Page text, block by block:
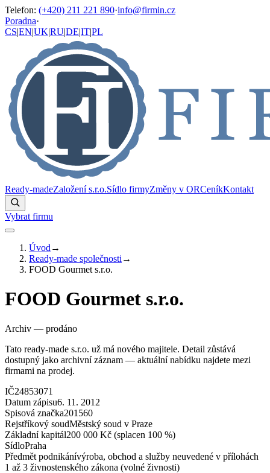
Telefon: (+420) 211 221 890·info@firmin.cz
Poradna·
CS|EN|UK|RU|DE|IT|PL
Ready-madeZaložení s.r.o.Sídlo firmyZměny v ORCeníkKontakt
Vybrat firmu
Úvod →
Ready-made společnosti →
FOOD Gourmet s.r.o.
FOOD Gourmet s.r.o.
Archiv — prodáno
Tato ready-made s.r.o. už má nového majitele. Detail zůstává
dostupný jako archivní záznam — aktuální nabídku najdete mezi
firmami na prodej.
IČ24853071
Datum zápisu6. 11. 2012
Spisová značka201560
Rejstříkový soudMěstský soud v Praze
Základní kapitál200 000 Kč (splacen 100 %)
SídloPraha
Předmět podnikánívýroba, obchod a služby neuvedené v přílohách
1 až 3 živnostenského zákona (volné živnosti)